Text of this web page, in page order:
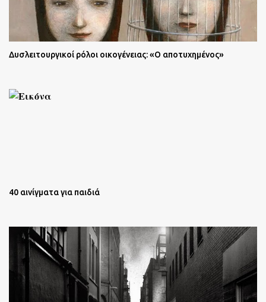
Δυσλειτουργικοί ρόλοι οικογένειας: «Ο αποτυχημένος»
40 αινίγματα για παιδιά